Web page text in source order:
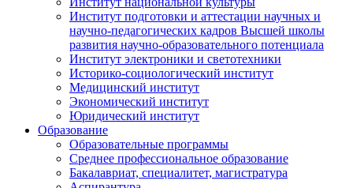
Институт подготовки и аттестации научных и
научно-педагогических кадров Высшей школы
развития научно-образовательного потенциала
Институт электроники и светотехники
Историко-социологический институт
Медицинский институт
Экономический институт
Юридический институт
Образование
Образовательные программы
Среднее профессиональное образование
Бакалавриат, специалитет, магистратура